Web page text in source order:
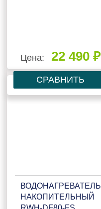
Цена: 22 490 ₽
СРАВНИТЬ
ВОДОНАГРЕВАТЕЛЬ
НАКОПИТЕЛЬНЫЙ